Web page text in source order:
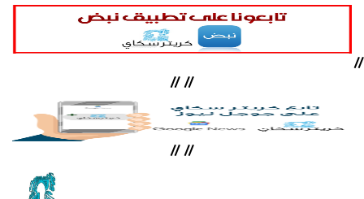
//
//
//
//
//